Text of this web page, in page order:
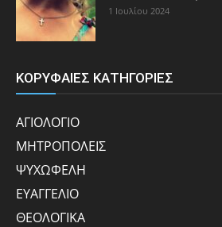
1 Ιουλίου 2024
ΚΟΡΥΦΑΙΕΣ ΚΑΤΗΓΟΡΙΕΣ
ΑΓΙΟΛΟΓΙΟ
ΜΗΤΡΟΠΟΛΕΙΣ
ΨΥΧΩΦΕΛΗ
ΕΥΑΓΓΕΛΙΟ
ΘΕΟΛΟΓΙΚΑ